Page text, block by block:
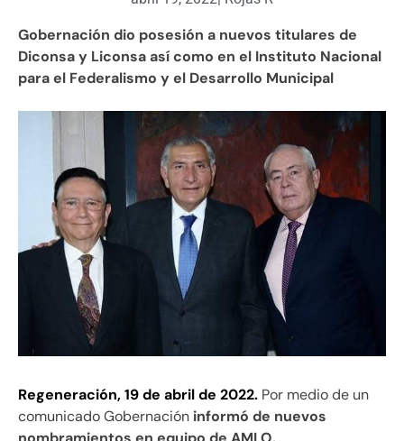
Gobernación dio posesión a nuevos titulares de
Diconsa y Liconsa así como en el Instituto Nacional
para el Federalismo y el Desarrollo Municipal
Regeneración, 19 de abril de 2022. Por medio de un
comunicado Gobernación informó de nuevos